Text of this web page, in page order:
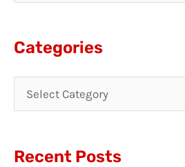
h
o
Categories
Recent Posts